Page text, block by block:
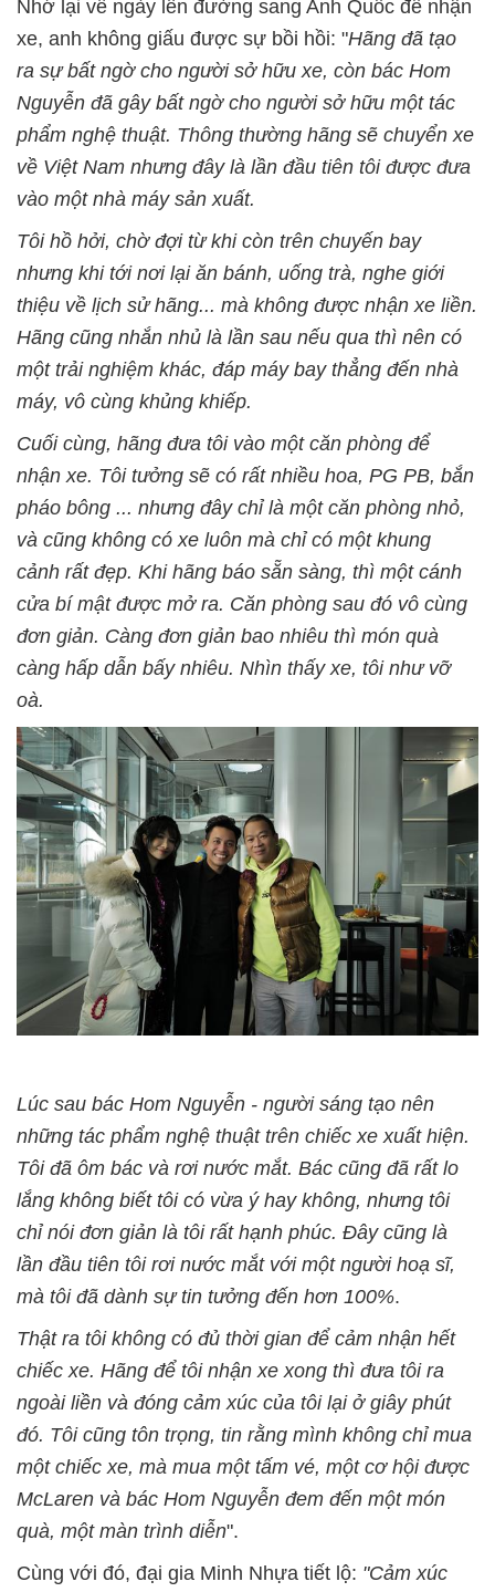
Nhớ lại về ngày lên đường sang Anh Quốc để nhận
xe, anh không giấu được sự bồi hồi: "Hãng đã tạo
ra sự bất ngờ cho người sở hữu xe, còn bác Hom
Nguyễn đã gây bất ngờ cho người sở hữu một tác
phẩm nghệ thuật. Thông thường hãng sẽ chuyển xe
về Việt Nam nhưng đây là lần đầu tiên tôi được đưa
vào một nhà máy sản xuất.
Tôi hồ hởi, chờ đợi từ khi còn trên chuyến bay
nhưng khi tới nơi lại ăn bánh, uống trà, nghe giới
thiệu về lịch sử hãng... mà không được nhận xe liền.
Hãng cũng nhắn nhủ là lần sau nếu qua thì nên có
một trải nghiệm khác, đáp máy bay thẳng đến nhà
máy, vô cùng khủng khiếp.
Cuối cùng, hãng đưa tôi vào một căn phòng để
nhận xe. Tôi tưởng sẽ có rất nhiều hoa, PG PB, bắn
pháo bông ... nhưng đây chỉ là một căn phòng nhỏ,
và cũng không có xe luôn mà chỉ có một khung
cảnh rất đẹp. Khi hãng báo sẵn sàng, thì một cánh
cửa bí mật được mở ra. Căn phòng sau đó vô cùng
đơn giản. Càng đơn giản bao nhiêu thì món quà
càng hấp dẫn bấy nhiêu. Nhìn thấy xe, tôi như vỡ
oà.
Lúc sau bác Hom Nguyễn - người sáng tạo nên
những tác phẩm nghệ thuật trên chiếc xe xuất hiện.
Tôi đã ôm bác và rơi nước mắt. Bác cũng đã rất lo
lắng không biết tôi có vừa ý hay không, nhưng tôi
chỉ nói đơn giản là tôi rất hạnh phúc. Đây cũng là
lần đầu tiên tôi rơi nước mắt với một người hoạ sĩ,
mà tôi đã dành sự tin tưởng đến hơn 100%.
Thật ra tôi không có đủ thời gian để cảm nhận hết
chiếc xe. Hãng để tôi nhận xe xong thì đưa tôi ra
ngoài liền và đóng cảm xúc của tôi lại ở giây phút
đó. Tôi cũng tôn trọng, tin rằng mình không chỉ mua
một chiếc xe, mà mua một tấm vé, một cơ hội được
McLaren và bác Hom Nguyễn đem đến một món
quà, một màn trình diễn".
Cùng với đó, đại gia Minh Nhựa tiết lộ: "Cảm xúc